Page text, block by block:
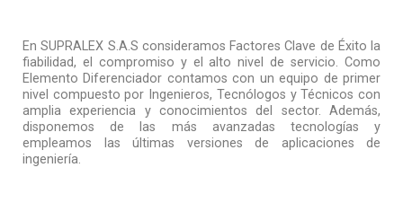
En SUPRALEX S.A.S consideramos Factores Clave de Éxito la
fiabilidad, el compromiso y el alto nivel de servicio. Como
Elemento Diferenciador contamos con un equipo de primer
nivel compuesto por Ingenieros, Tecnólogos y Técnicos con
amplia experiencia y conocimientos del sector. Además,
disponemos de las más avanzadas tecnologías y
empleamos las últimas versiones de aplicaciones de
ingeniería.